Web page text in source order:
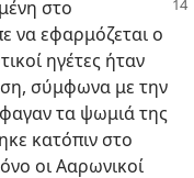
στο
να εφαρμόζεται ο
ηγέτες ήταν
σύμφωνα με την
τα ψωμιά της
κατόπιν στο
οι Ααρωνικοί